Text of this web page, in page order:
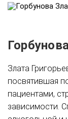
Злата
посвятившая
пациентами,
зависимости.